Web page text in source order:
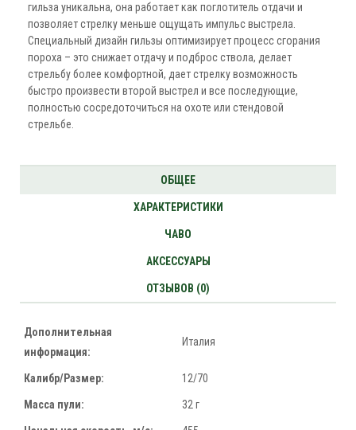
гильза уникальна, она работает как поглотитель отдачи и
позволяет стрелку меньше ощущать импульс выстрела.
Специальный дизайн гильзы оптимизирует процесс сгорания
пороха – это снижает отдачу и подброс ствола, делает
стрельбу более комфортной, дает стрелку возможность
быстро произвести второй выстрел и все последующие,
полностью сосредоточиться на охоте или стендовой
стрельбе.
ОБЩЕЕ
ХАРАКТЕРИСТИКИ
ЧАВО
АКСЕССУАРЫ
ОТЗЫВОВ (0)
Дополнительная
информация:
Италия
Калибр/Размер: 12/70
Масса пули: 32 г